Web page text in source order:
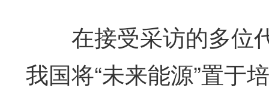
在接受采访的多位代
我国将“未来能源”置于